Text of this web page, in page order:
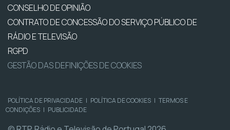
CONSELHO DE OPINIÃO
CONTRATO DE CONCESSÃO DO SERVIÇO PÚBLICO DE
RÁDIO E TELEVISÃO
RGPD
GESTÃO DAS DEFINIÇÕES DE COOKIES
POLÍTICA DE PRIVACIDADE | POLÍTICA DE COOKIES | TERMOS E
CONDIÇÕES | PUBLICIDADE